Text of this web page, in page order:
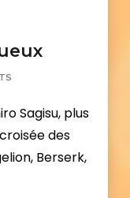
Sagisu, plus
des
Berserk,